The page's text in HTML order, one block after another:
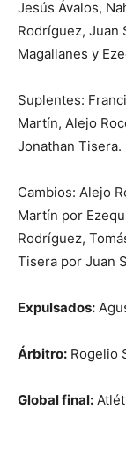
Jesús Ávalos,
Rodríguez, Juan
Magallanes y
Suplentes:
Martín, Alejo
Jonathan Tisera.
Cambios: Alejo
Martín por
Rodríguez,
Tisera por Juan
Expulsados:
Árbitro: Rogelio
Global final: